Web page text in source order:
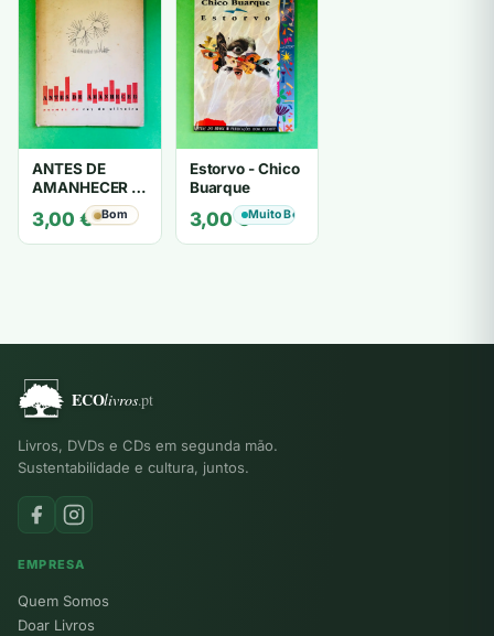
ANTES DE
AMANHECER -
ruy de oliveira
3,00 € Bom
Estorvo - Chico
Buarque
3,00€Muito Bom
Livros, DVDs e CDs em segunda mão.
Sustentabilidade e cultura, juntos.
EMPRESA
Quem Somos
Doar Livros